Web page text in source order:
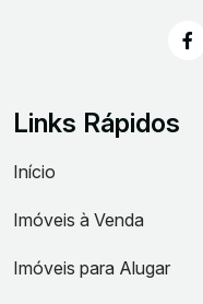
Links Rápidos
Início
Imóveis à Venda
Imóveis para Alugar